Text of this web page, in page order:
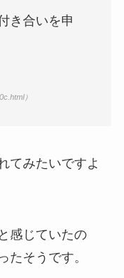
き合いを申
）
てみたいですよ
感じていたの
たそうです。